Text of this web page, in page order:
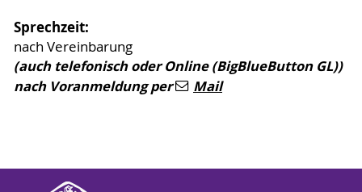
Sprechzeit:
nach Vereinbarung
(auch telefonisch oder Online (BigBlueButton GL))
nach Voranmeldung per
Mail